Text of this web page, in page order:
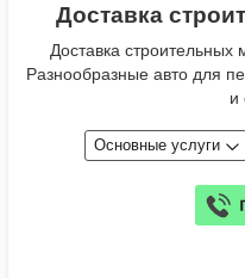
Доставка
Доставка
Разнообразные авто для
и
Основные услуги